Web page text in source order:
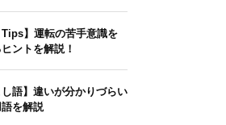
Tips】運転の苦手意識を
ントを解説！
し語】違いが分かりづらい
を解説